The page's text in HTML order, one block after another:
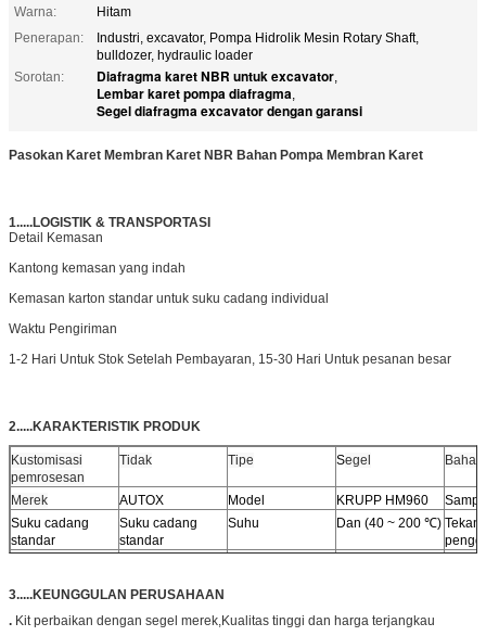
Warna:
Hitam
Penerapan:
Industri, excavator, Pompa Hidrolik Mesin Rotary Shaft,
bulldozer, hydraulic loader
Sorotan:
Diafragma karet NBR untuk excavator,
Lembar karet pompa diafragma,
Segel diafragma excavator dengan garansi
Pasokan Karet Membran Karet NBR Bahan Pompa Membran Karet
1.....LOGISTIK & TRANSPORTASI
Detail Kemasan
Kantong kemasan yang indah
Kemasan karton standar untuk suku cadang individual
Waktu Pengiriman
1-2 Hari Untuk Stok Setelah Pembayaran, 15-30 Hari Untuk pesanan besar
2.....KARAKTERISTIK PRODUK
Kustomisasi
pemrosesan
Tidak Tipe Segel Bahan
Merek AUTOX Model KRUPP HM960
Suku cadang
standar
Suku cadang
standar
Suhu Dan (40 ~ 200 ℃)
3.....KEUNGGULAN PERUSAHAAN
. Kit perbaikan dengan segel merek,Kualitas tinggi dan harga terjangkau